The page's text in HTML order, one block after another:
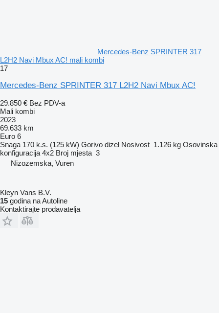
Mercedes-Benz SPRINTER 317
L2H2 Navi Mbux AC! mali kombi
17
Mercedes-Benz SPRINTER 317 L2H2 Navi Mbux AC!
29.850 € Bez PDV-a
Mali kombi
2023
69.633 km
Euro 6
Snaga 170 k.s. (125 kW) Gorivo dizel Nosivost 1.126 kg Osovinska
konfiguracija 4x2 Broj mjesta 3
Nizozemska, Vuren
Kleyn Vans B.V.
15 godina na Autoline
Kontaktirajte prodavatelja